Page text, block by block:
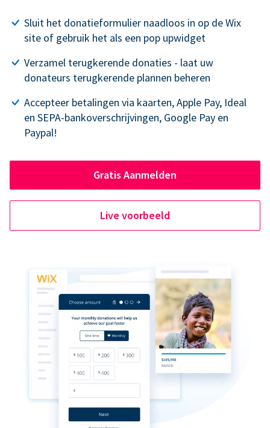
Sluit het donatieformulier naadloos in op de Wix
site of gebruik het als een pop upwidget
Verzamel terugkerende donaties - laat uw
donateurs terugkerende plannen beheren
Accepteer betalingen via kaarten, Apple Pay, Ideal
en SEPA-bankoverschrijvingen, Google Pay en
Paypal!
Gratis Aanmelden
Live voorbeeld